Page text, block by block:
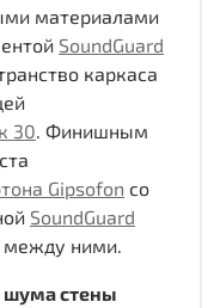
материалами
SoundGuard
каркаса
30 . Финишным
Gipsofon со
SoundGuard
между ними.
шума стены